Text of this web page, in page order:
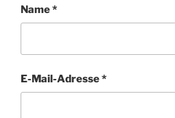
Name*
E-Mail-Adresse*